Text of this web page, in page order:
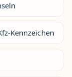
Kennzeichen